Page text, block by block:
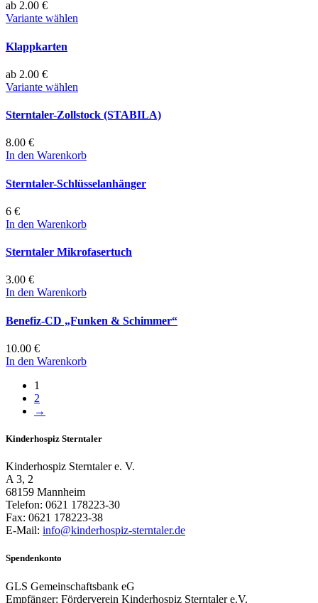
ab 2.00 €
Variante wählen
Klappkarten
ab 2.00 €
Variante wählen
Sterntaler-Zollstock (STABILA)
8.00 €
In den Warenkorb
Sterntaler-Schlüsselanhänger
6 €
In den Warenkorb
Sterntaler Mikrofasertuch
3.00 €
In den Warenkorb
Benefiz-CD „Funken & Schimmer“
10.00 €
In den Warenkorb
1
2
→
Kinderhospiz Sterntaler
Kinderhospiz Sterntaler e. V.
A 3, 2
68159 Mannheim
Telefon: 0621 178223-30
Fax: 0621 178223-38
E-Mail: info@kinderhospiz-sterntaler.de
Spendenkonto
GLS Gemeinschaftsbank eG